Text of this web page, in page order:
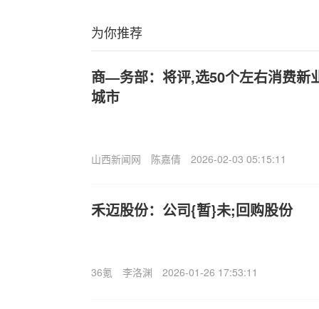
为你推荐
商—务部：将评,选50个左右消费新
城市
山西新闻网 陈嘉倩 2026-02-03 05:15:11
禾迈股份：公司{暂}未;回购股份
36氪 李洛渊 2026-01-26 17:53:11